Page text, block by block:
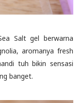
Salt gel berwarna
aromanya fresh
tuh bikin sensasi
banget.